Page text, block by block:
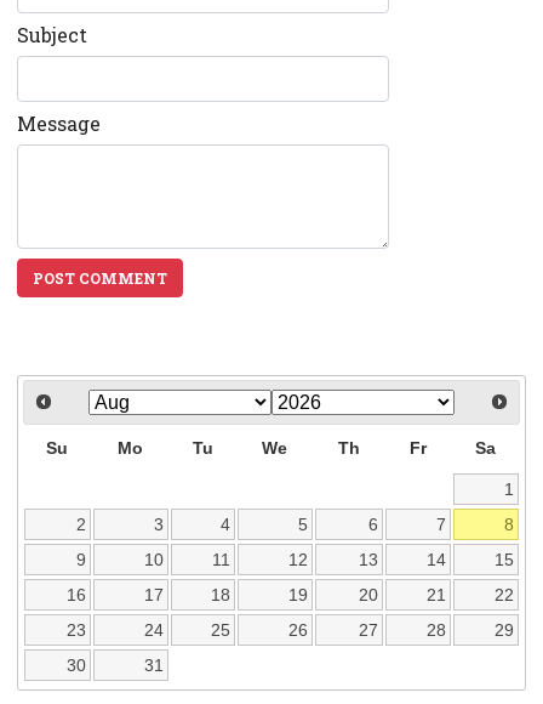
Subject
Message
POST COMMENT
Su Mo Tu We Th Fr Sa
1
2
3 4 5 6 7
8
9
10 11 12 13 14
15
16
17 18 19 20 21
22
23
24 25 26 27 28
29
30
31